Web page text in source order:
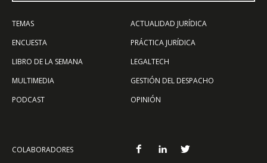
TEMAS
ENCUESTA
LIBRO DE LA SEMANA
MULTIMEDIA
PODCAST
ACTUALIDAD JURÍDICA
PRÁCTICA JURÍDICA
LEGALTECH
GESTIÓN DEL DESPACHO
OPINIÓN
COLABORADORES